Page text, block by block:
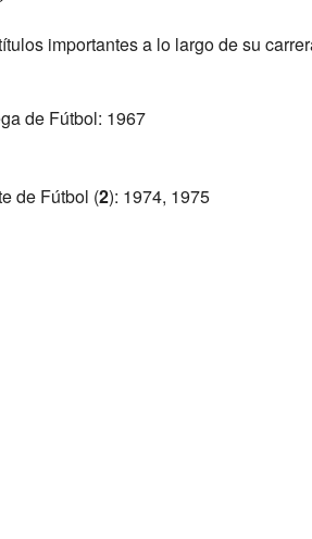
importantes a lo largo de su
de Fútbol: 1967
de Fútbol (2): 1974, 1975